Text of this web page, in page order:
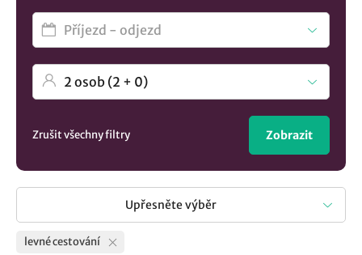
Zrušit všechny filtry Zobrazit
Upřesněte výběr
levné cestování